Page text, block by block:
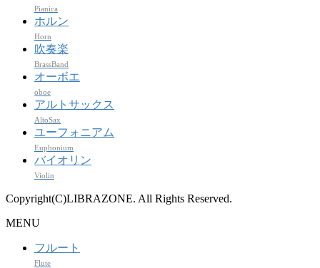
Pianica
ホルン
Horn
吹奏楽
BrassBand
オーボエ
oboe
アルトサックス
AltoSax
ユーフォニアム
Euphonium
バイオリン
Violin
Copyright(C)LIBRAZONE. All Rights Reserved.
MENU
フルート
Flute